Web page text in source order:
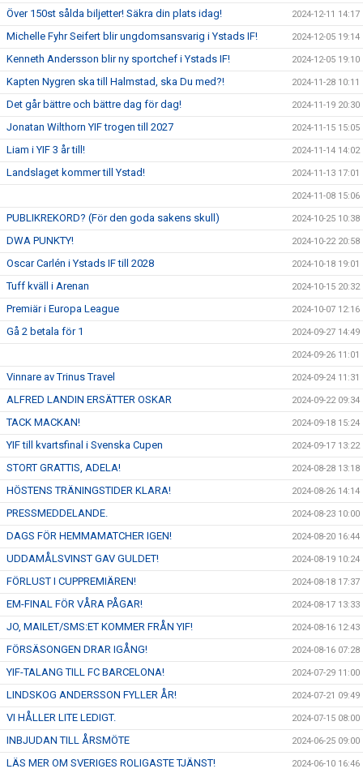
Över 150st sålda biljetter! Säkra din plats idag! 2024-12-11 14:17
Michelle Fyhr Seifert blir ungdomsansvarig i Ystads IF! 2024-12-05 19:14
Kenneth Andersson blir ny sportchef i Ystads IF! 2024-12-05 19:10
Kapten Nygren ska till Halmstad, ska Du med?! 2024-11-28 10:11
Det går bättre och bättre dag för dag! 2024-11-19 20:30
Jonatan Wilthorn YIF trogen till 2027 2024-11-15 15:05
Liam i YIF 3 år till! 2024-11-14 14:02
Landslaget kommer till Ystad! 2024-11-13 17:01
2024-11-08 15:06
PUBLIKREKORD? (För den goda sakens skull) 2024-10-25 10:38
DWA PUNKTY! 2024-10-22 20:58
Oscar Carlén i Ystads IF till 2028 2024-10-18 19:01
Tuff kväll i Arenan 2024-10-15 20:32
Premiär i Europa League 2024-10-07 12:16
Gå 2 betala för 1 2024-09-27 14:49
2024-09-26 11:01
Vinnare av Trinus Travel 2024-09-24 11:31
ALFRED LANDIN ERSÄTTER OSKAR 2024-09-22 09:34
TACK MACKAN! 2024-09-18 15:24
YIF till kvartsfinal i Svenska Cupen 2024-09-17 13:22
STORT GRATTIS, ADELA! 2024-08-28 13:18
HÖSTENS TRÄNINGSTIDER KLARA! 2024-08-26 14:14
PRESSMEDDELANDE. 2024-08-23 10:00
DAGS FÖR HEMMAMATCHER IGEN! 2024-08-20 16:44
UDDAMÅLSVINST GAV GULDET! 2024-08-19 10:24
FÖRLUST I CUPPREMIÄREN! 2024-08-18 17:37
EM-FINAL FÖR VÅRA PÅGAR! 2024-08-17 13:33
JO, MAILET/SMS:ET KOMMER FRÅN YIF! 2024-08-16 12:43
FÖRSÄSONGEN DRAR IGÅNG! 2024-08-16 07:28
YIF-TALANG TILL FC BARCELONA! 2024-07-29 11:00
LINDSKOG ANDERSSON FYLLER ÅR! 2024-07-21 09:49
VI HÅLLER LITE LEDIGT. 2024-07-15 08:00
INBJUDAN TILL ÅRSMÖTE 2024-06-25 09:00
LÄS MER OM SVERIGES ROLIGASTE TJÄNST! 2024-06-10 16:46